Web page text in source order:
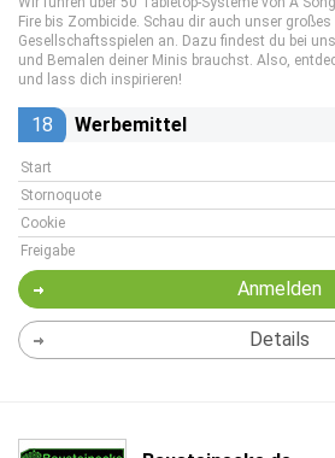
Fire bis Zombicide. Schau dir auch unser
Gesellschaftsspielen an. Dazu findest du bei
und Bemalen deiner Minis brauchst. Also,
und lass dich inspirieren!
18 Werbemittel
Start
Stornoquote
Cookie
Freigabe
Anmelden
Details